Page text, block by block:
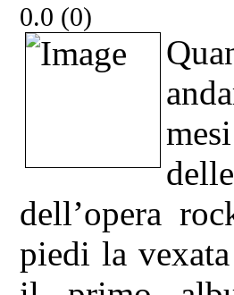
0.0 (0)
dell’opera
piedi la